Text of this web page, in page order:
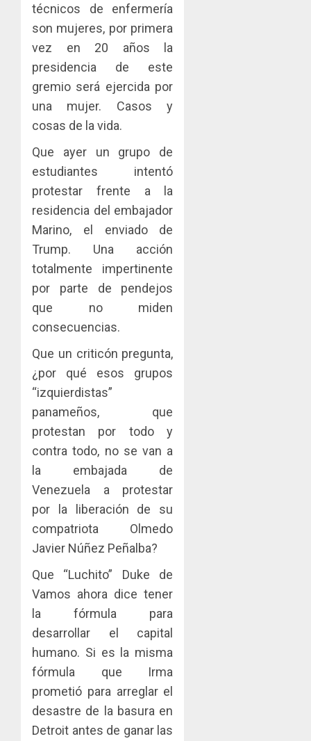
técnicos de enfermería
son mujeres, por primera
vez en 20 años la
presidencia de este
gremio será ejercida por
una mujer. Casos y
cosas de la vida.
Que ayer un grupo de
estudiantes intentó
protestar frente a la
residencia del embajador
Marino, el enviado de
Trump. Una acción
totalmente impertinente
por parte de pendejos
que no miden
consecuencias.
Que un criticón pregunta,
¿por qué esos grupos
“izquierdistas”
panameños, que
protestan por todo y
contra todo, no se van a
la embajada de
Venezuela a protestar
por la liberación de su
compatriota Olmedo
Javier Núñez Peñalba?
Que “Luchito” Duke de
Vamos ahora dice tener
la fórmula para
desarrollar el capital
humano. Si es la misma
fórmula que Irma
prometió para arreglar el
desastre de la basura en
Detroit antes de ganar las